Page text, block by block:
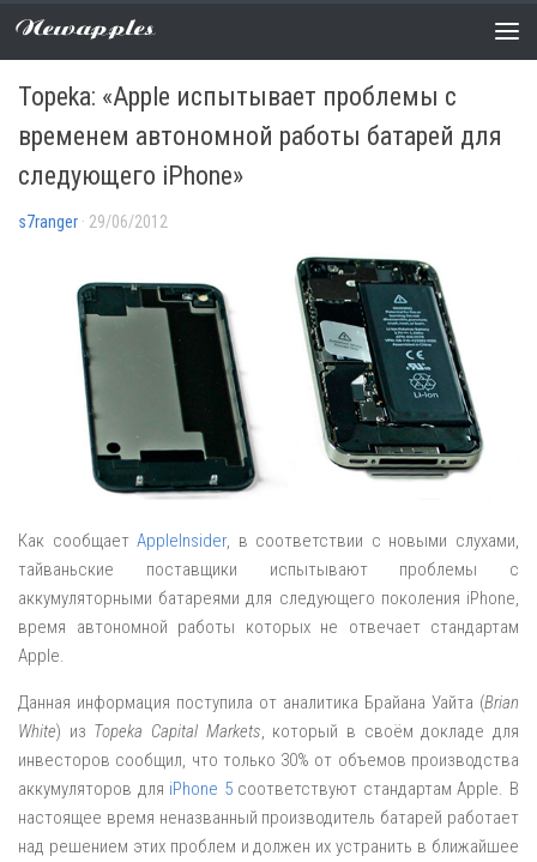
Newapples
АНАЛИТИКА/НОВОСТИ 6 COMMENTS
Topeka: «Apple испытывает проблемы с
временем автономной работы батарей для
следующего iPhone»
s7ranger · 29/06/2012
Как сообщаетAppleInsider, в соответствии с новыми слухами,
тайваньские поставщики испытывают проблемы с
аккумуляторными батареями для следующего поколения iPhone,
время автономной работы которых не отвечает стандартам
Apple.
Данная информация поступила от аналитика Брайана Уайта (Brian
White) из Topeka Capital Markets , который в своём докладе для
инвесторов сообщил, что только 30% от объемов производства
аккумуляторов для iPhone 5соответствуют стандартам Apple. В
настоящее время неназванный производитель батарей работает
над решением этих проблем и должен их устранить в ближайшее